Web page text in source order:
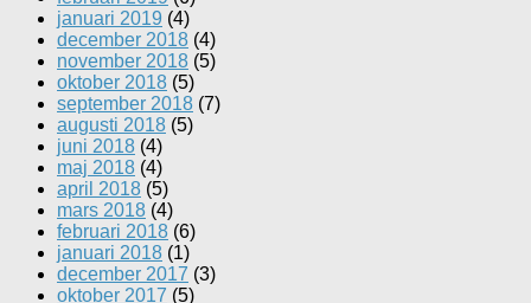
januari 2019 (4)
december 2018 (4)
november 2018 (5)
oktober 2018 (5)
september 2018 (7)
augusti 2018 (5)
juni 2018 (4)
maj 2018 (4)
april 2018 (5)
mars 2018 (4)
februari 2018 (6)
januari 2018 (1)
december 2017 (3)
oktober 2017 (5)